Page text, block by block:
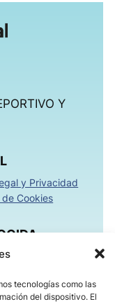
tecnologías como las
del dispositivo. El
Y
y Privacidad
Cookies